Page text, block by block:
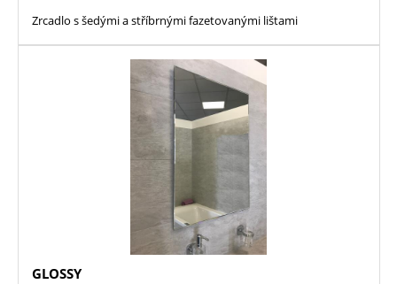
Zrcadlo s šedými a stříbrnými fazetovanými lištami
GLOSSY